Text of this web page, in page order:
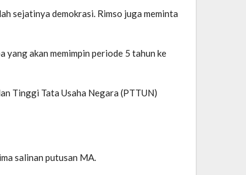
sejatinya demokrasi. Rimso juga meminta
akan memimpin periode 5 tahun ke
Tinggi Tata Usaha Negara (PTTUN)
salinan putusan MA.